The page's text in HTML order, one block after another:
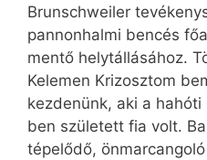
Brunschweiler
pannonhalmi bencés
mentő helytállásához.
Kelemen Krizosztom
kezdenünk, aki a
ben született fia volt.
tépelődő,